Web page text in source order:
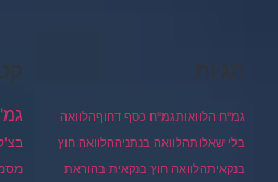
תגיות
גמ"ח הלוואותגמ"ח כסף דחוףהלוואה
בלי שאלותהלוואה בנתניההלוואה חוץ
בנקאיתהלוואה חוץ בנקאית בהוראת